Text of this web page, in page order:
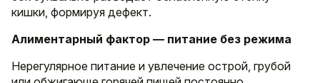
кишки, формируя дефект.
Алиментарный фактор — питание без режима
Нерегулярное питание и увлечение острой, грубой